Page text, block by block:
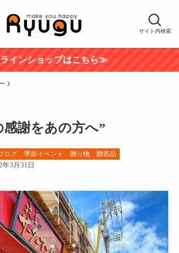
サイト内検索
インショップはこちら≫
感謝をあの方へ”
ログ 季節イベント 贈り物 贈答品
年3月31日